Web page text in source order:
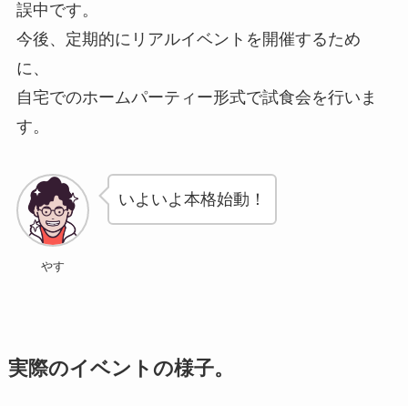
誤中です。
今後、定期的にリアルイベントを開催するため
に、
自宅でのホームパーティー形式で試食会を行いま
す。
やす
いよいよ本格始動！
実際のイベントの様子。